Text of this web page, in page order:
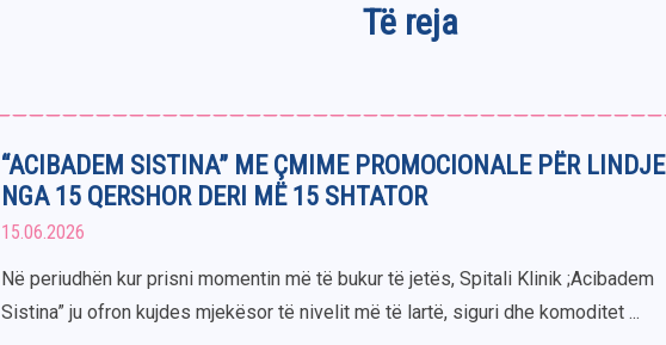
Të reja
“ACIBADEM SISTINA” ME ÇMIME PROMOCIONALE PËR LINDJE
NGA 15 QERSHOR DERI MË 15 SHTATOR
15.06.2026
Në periudhën kur prisni momentin më të bukur të jetës, Spitali Klinik ;Acibadem
Sistina” ju ofron kujdes mjekësor të nivelit më të lartë, siguri dhe komoditet ...